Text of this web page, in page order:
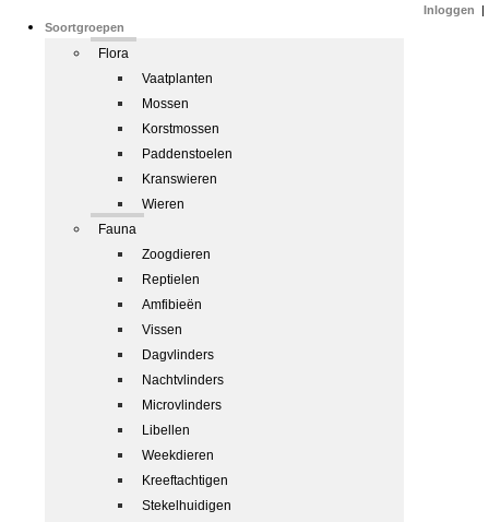
Soortgroepen
Flora
Vaatplanten
Mossen
Korstmossen
Paddenstoelen
Kranswieren
Wieren
Fauna
Zoogdieren
Reptielen
Amfibieën
Vissen
Dagvlinders
Nachtvlinders
Microvlinders
Libellen
Weekdieren
Kreeftachtigen
Stekelhuidigen
Inloggen |